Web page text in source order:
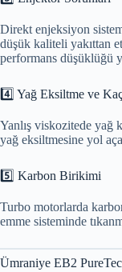
Direkt enjeksiyon
düşük kaliteli yakıttan
performans düşüklüğü
4️⃣ Yağ Eksiltme ve
Yanlış viskozitede yağ
yağ eksiltmesine yol
5️⃣ Karbon Birikimi
Turbo motorlarda
emme sisteminde
Ümraniye EB2